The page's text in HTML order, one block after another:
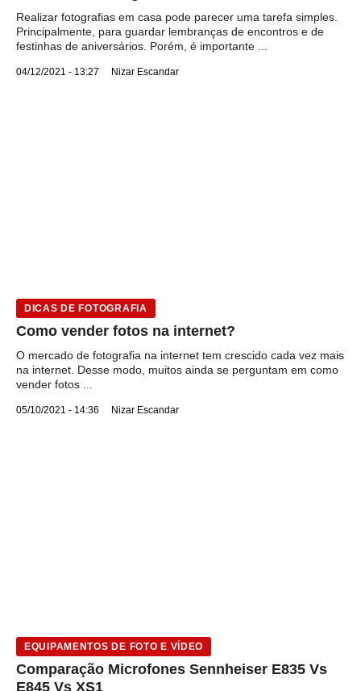
Realizar fotografias em casa pode parecer uma tarefa simples.
Principalmente, para guardar lembranças de encontros e de
festinhas de aniversários. Porém, é importante ...
04/12/2021 - 13:27 Nizar Escandar
DICAS DE FOTOGRAFIA
Como vender fotos na internet?
O mercado de fotografia na internet tem crescido cada vez mais
na internet. Desse modo, muitos ainda se perguntam em como
vender fotos ...
05/10/2021 - 14:36 Nizar Escandar
EQUIPAMENTOS DE FOTO E VÍDEO
Comparação Microfones Sennheiser E835 Vs
E845 Vs XS1